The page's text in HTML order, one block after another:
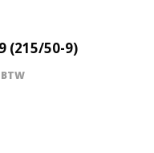
(215/50-9)